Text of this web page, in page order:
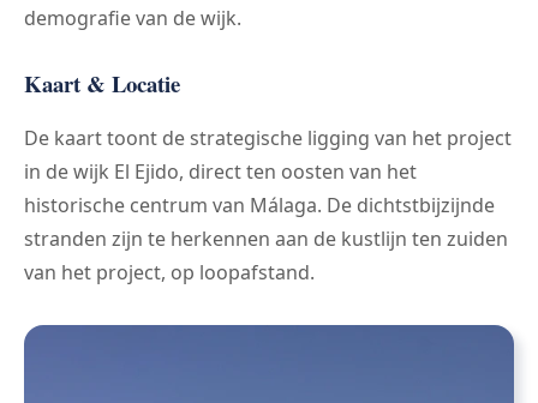
demografie van de wijk.
Kaart & Locatie
De kaart toont de strategische ligging van het project
in de wijk El Ejido, direct ten oosten van het
historische centrum van Málaga. De dichtstbijzijnde
stranden zijn te herkennen aan de kustlijn ten zuiden
van het project, op loopafstand.